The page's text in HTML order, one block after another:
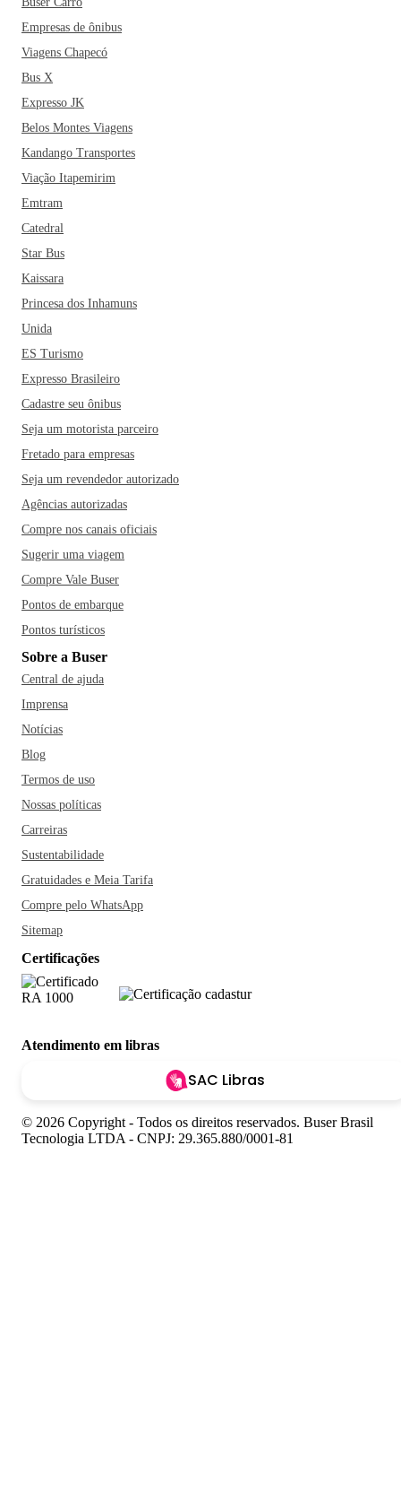
Empresas de ônibus
Viagens Chapecó
Bus X
Expresso JK
Belos Montes Viagens
Kandango Transportes
Viação Itapemirim
Emtram
Catedral
Star Bus
Kaissara
Princesa dos Inhamuns
Unida
ES Turismo
Expresso Brasileiro
Cadastre seu ônibus
Seja um motorista parceiro
Fretado para empresas
Seja um revendedor autorizado
Agências autorizadas
Compre nos canais oficiais
Sugerir uma viagem
Compre Vale Buser
Pontos de embarque
Pontos turísticos
Sobre a Buser
Central de ajuda
Imprensa
Notícias
Blog
Termos de uso
Nossas políticas
Carreiras
Sustentabilidade
Gratuidades e Meia Tarifa
Compre pelo WhatsApp
Sitemap
Certificações
Atendimento em libras
SAC Libras
© 2026 Copyright - Todos os direitos reservados. Buser Brasil
Tecnologia LTDA - CNPJ: 29.365.880/0001-81